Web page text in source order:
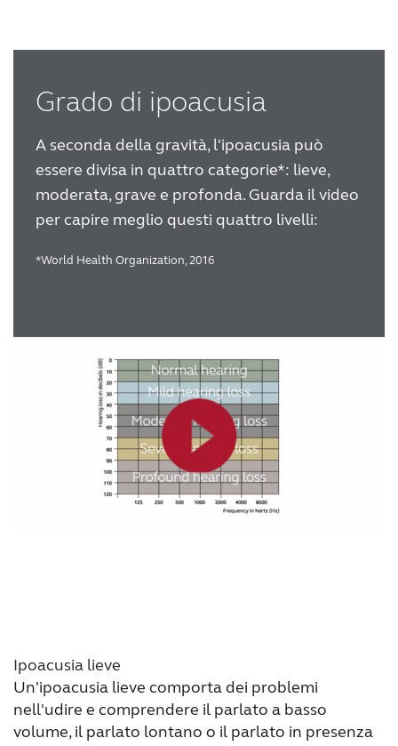
Grado di ipoacusia
A seconda della gravità, l'ipoacusia può
essere divisa in quattro categorie*: lieve,
moderata, grave e profonda. Guarda il video
per capire meglio questi quattro livelli:
*World Health Organization, 2016
Ipoacusia lieve
Un'ipoacusia lieve comporta dei problemi
nell'udire e comprendere il parlato a basso
volume, il parlato lontano o il parlato in presenza